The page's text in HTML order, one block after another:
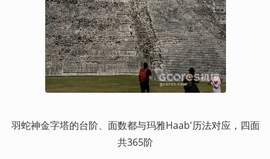
羽蛇神金字塔的台阶、面数都与玛雅Haab'历法对应，四面
共365阶